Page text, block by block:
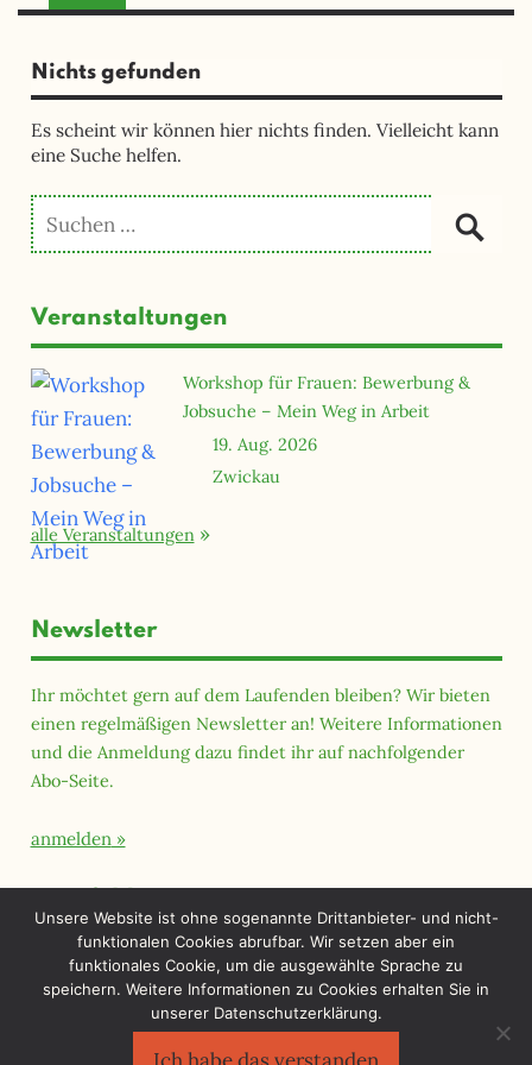
Nichts gefunden
Es scheint wir können hier nichts finden. Vielleicht kann
eine Suche helfen.
Veranstaltungen
Workshop für Frauen: Bewerbung &
Jobsuche – Mein Weg in Arbeit
19. Aug. 2026
Zwickau
alle Veranstaltungen
Newsletter
Ihr möchtet gern auf dem Laufenden bleiben? Wir bieten
einen regelmäßigen Newsletter an! Weitere Informationen
und die Anmeldung dazu findet ihr auf nachfolgender
Abo-Seite.
anmelden
Unsere Website ist ohne sogenannte Drittanbieter- und nicht-
funktionalen Cookies abrufbar. Wir setzen aber ein
funktionales Cookie, um die ausgewählte Sprache zu
speichern. Weitere Informationen zu Cookies erhalten Sie in
unserer Datenschutzerklärung.